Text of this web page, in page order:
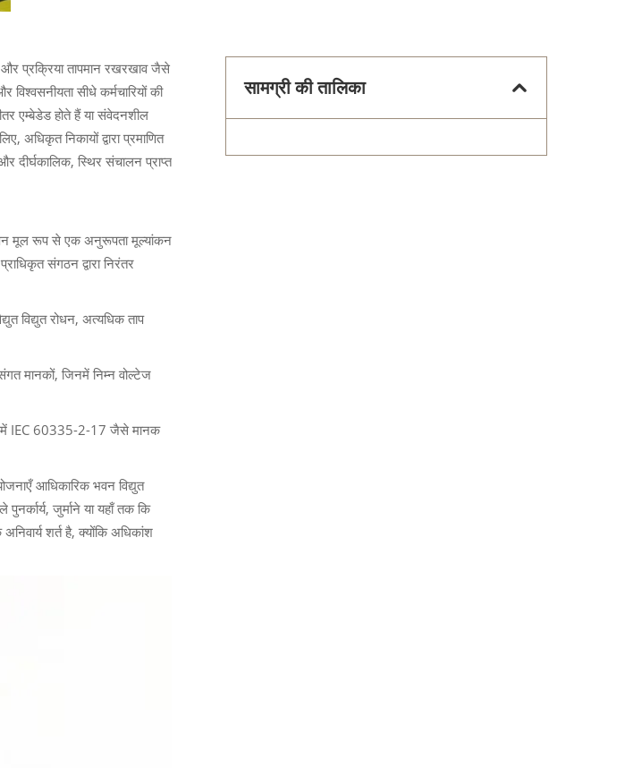
और प्रक्रिया तापमान रखरखाव जैसे
सीधे कर्मचारियों की
एम्बेडेड होते हैं या संवेदनशील
निकायों द्वारा प्रमाणित
दीर्घकालिक, स्थिर संचालन प्राप्त
मूल रूप से एक अनुरूपता मूल्यांकन
संगठन द्वारा निरंतर
विद्युत रोधन, अत्यधिक ताप
मानकों, जिनमें निम्न वोल्टेज
IEC 60335-2-17 जैसे मानक
आधिकारिक भवन विद्युत
जुर्माने या यहाँ तक कि
शर्त है, क्योंकि अधिकांश
सामग्री की तालिका